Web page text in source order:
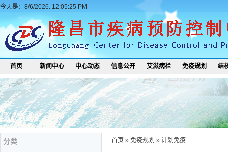
今天是：8/6/2026, 12:05:25 PM
首页 新闻中心 中心动态 信息公开 艾滋病栏 免疫规划 结
分类 首页 » 免疫规划 » 计划免疫